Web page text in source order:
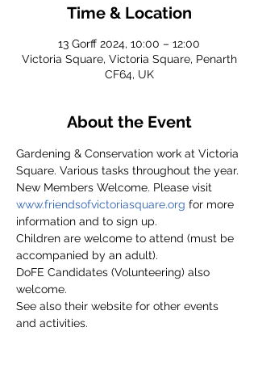
Time & Location
13 Gorff 2024, 10:00 – 12:00
Victoria Square, Victoria Square, Penarth
CF64, UK
About the Event
Gardening & Conservation work at Victoria
Square. Various tasks throughout the year.
New Members Welcome. Please visit
www.friendsofvictoriasquare.org for more
information and to sign up.
Children are welcome to attend (must be
accompanied by an adult).
DoFE Candidates (Volunteering) also
welcome.
See also their website for other events
and activities.